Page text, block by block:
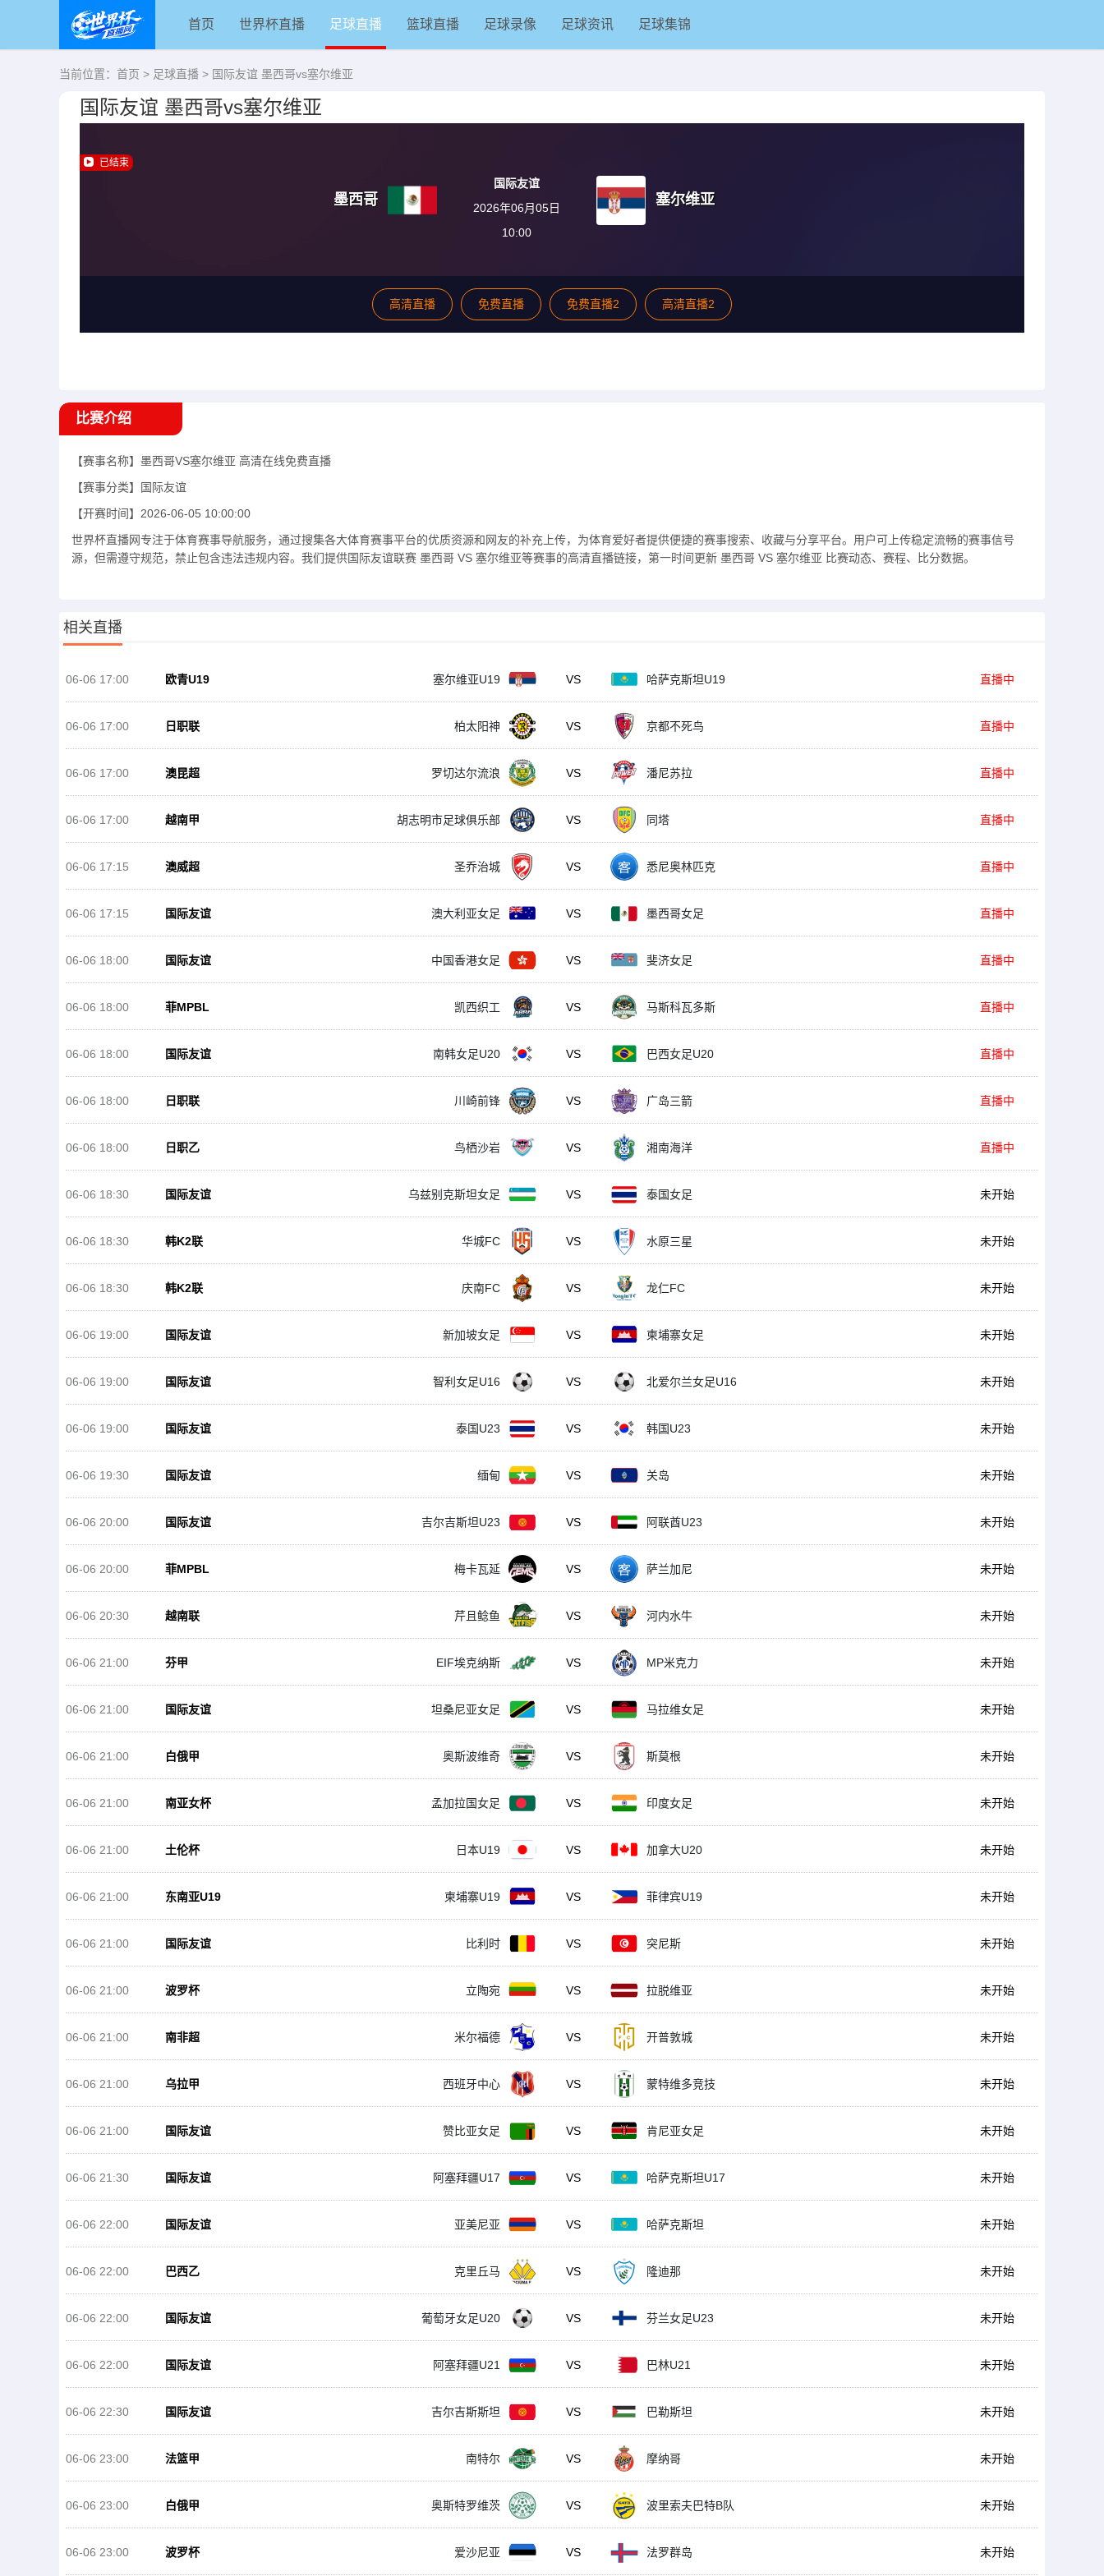
首页 世界杯直播 足球直播 篮球直播 足球录像 足球资讯 足球集锦
当前位置： 首页 > 足球直播 > 国际友谊 墨西哥vs塞尔维亚
国际友谊 墨西哥vs塞尔维亚
已结束
墨西哥
国际友谊
2026年06月05日
10:00
塞尔维亚
高清直播 免费直播 免费直播2 高清直播2
比赛介绍
【赛事名称】 墨西哥VS塞尔维亚 高清在线免费直播
【赛事分类】
国际友谊
【开赛时间】 2026-06-05 10:00:00
世界杯直播网专注于体育赛事导航服务，通过搜集各大体育赛事平台的优质资源和网友的补充上传，为体育爱好者提供便捷的赛事搜索、收藏与分享平台。用户可上传稳定流畅的赛事信号
源，但需遵守规范，禁止包含违法违规内容。我们提供国际友谊联赛 墨西哥 VS 塞尔维亚等赛事的高清直播链接，第一时间更新 墨西哥 VS 塞尔维亚 比赛动态、赛程、比分数据。
相关直播
06-06 17:00 欧青U19 塞尔维亚U19 VS 哈萨克斯坦U19 直播中
06-06 17:00 日职联 柏太阳神 VS 京都不死鸟 直播中
06-06 17:00 澳昆超 罗切达尔流浪 VS 潘尼苏拉 直播中
06-06 17:00 越南甲 胡志明市足球俱乐部 VS 同塔 直播中
06-06 17:15 澳威超 圣乔治城 VS 悉尼奥林匹克 直播中
06-06 17:15 国际友谊 澳大利亚女足 VS 墨西哥女足 直播中
06-06 18:00 国际友谊 中国香港女足 VS 斐济女足 直播中
06-06 18:00 菲MPBL 凯西织工 VS 马斯科瓦多斯 直播中
06-06 18:00 国际友谊 南韩女足U20 VS 巴西女足U20 直播中
06-06 18:00 日职联 川崎前锋 VS 广岛三箭 直播中
06-06 18:00 日职乙 鸟栖沙岩 VS 湘南海洋 直播中
06-06 18:30 国际友谊 乌兹别克斯坦女足 VS 泰国女足 未开始
06-06 18:30 韩K2联 华城FC VS 水原三星 未开始
06-06 18:30 韩K2联 庆南FC VS 龙仁FC 未开始
06-06 19:00 国际友谊 新加坡女足 VS 柬埔寨女足 未开始
06-06 19:00 国际友谊 智利女足U16 VS 北爱尔兰女足U16 未开始
06-06 19:00 国际友谊 泰国U23 VS 韩国U23 未开始
06-06 19:30 国际友谊 缅甸 VS 关岛 未开始
06-06 20:00 国际友谊 吉尔吉斯坦U23 VS 阿联酋U23 未开始
06-06 20:00 菲MPBL 梅卡瓦延 VS 萨兰加尼 未开始
06-06 20:30 越南联 芹且鲶鱼 VS 河内水牛 未开始
06-06 21:00 芬甲 EIF埃克纳斯 VS MP米克力 未开始
06-06 21:00 国际友谊 坦桑尼亚女足 VS 马拉维女足 未开始
06-06 21:00 白俄甲 奥斯波维奇 VS 斯莫根 未开始
06-06 21:00 南亚女杯 孟加拉国女足 VS 印度女足 未开始
06-06 21:00 土伦杯 日本U19 VS 加拿大U20 未开始
06-06 21:00 东南亚U19 柬埔寨U19 VS 菲律宾U19 未开始
06-06 21:00 国际友谊 比利时 VS 突尼斯 未开始
06-06 21:00 波罗杯 立陶宛 VS 拉脱维亚 未开始
06-06 21:00 南非超 米尔福德 VS 开普敦城 未开始
06-06 21:00 乌拉甲 西班牙中心 VS 蒙特维多竞技 未开始
06-06 21:00 国际友谊 赞比亚女足 VS 肯尼亚女足 未开始
06-06 21:30 国际友谊 阿塞拜疆U17 VS 哈萨克斯坦U17 未开始
06-06 22:00 国际友谊 亚美尼亚 VS 哈萨克斯坦 未开始
06-06 22:00 巴西乙 克里丘马 VS 隆迪那 未开始
06-06 22:00 国际友谊 葡萄牙女足U20 VS 芬兰女足U23 未开始
06-06 22:00 国际友谊 阿塞拜疆U21 VS 巴林U21 未开始
06-06 22:30 国际友谊 吉尔吉斯斯坦 VS 巴勒斯坦 未开始
06-06 23:00 法篮甲 南特尔 VS 摩纳哥 未开始
06-06 23:00 白俄甲 奥斯特罗维茨 VS 波里索夫巴特B队 未开始
06-06 23:00 波罗杯 爱沙尼亚 VS 法罗群岛 未开始